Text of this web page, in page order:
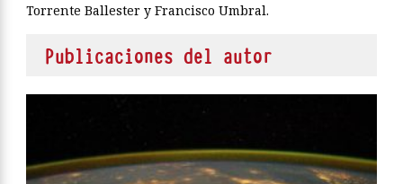
Torrente Ballester y Francisco Umbral.
Publicaciones del autor